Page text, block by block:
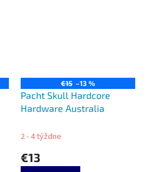
€15 –13 %
Pacht Skull Hardcore
Hardware Australia
2 - 4 týždne
€13